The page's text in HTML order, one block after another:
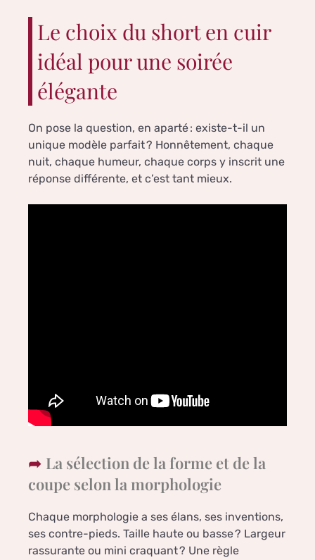
Le choix du short en cuir
idéal pour une soirée
élégante
On pose la question, en aparté : existe-t-il un
unique modèle parfait ? Honnêtement, chaque
nuit, chaque humeur, chaque corps y inscrit une
réponse différente, et c’est tant mieux.
La sélection de la forme et de la
coupe selon la morphologie
Chaque morphologie a ses élans, ses inventions,
ses contre-pieds. Taille haute ou basse ? Largeur
rassurante ou mini craquant ? Une règle